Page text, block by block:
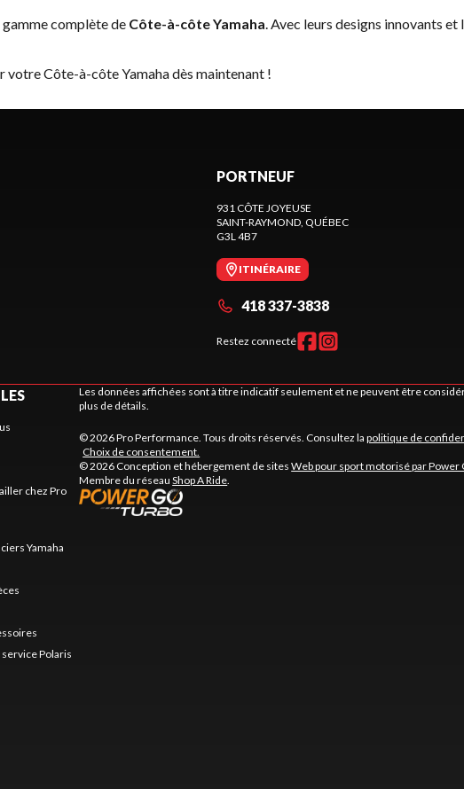
complète de Côte-à-côte Yamaha. Avec leurs designs innovants
votre Côte-à-côte Yamaha dès maintenant !
PORTNEUF
931 CÔTE JOYEUSE
SAINT-RAYMOND, QUÉBEC
G3L 4B7
ITINÉRAIRE
418 337-3838
Restez connecté
chez Pro
Yamaha
Polaris
Les données affichées sont à titre indicatif seulement et ne peuvent être
plus de détails.
© 2026 Pro Performance. Tous droits réservés. Consultez lapolitique de
Choix de consentement.
© 2026 Conception et hébergement de sitesWeb pour sport motorisé par Power
Membre du réseauShop A Ride.